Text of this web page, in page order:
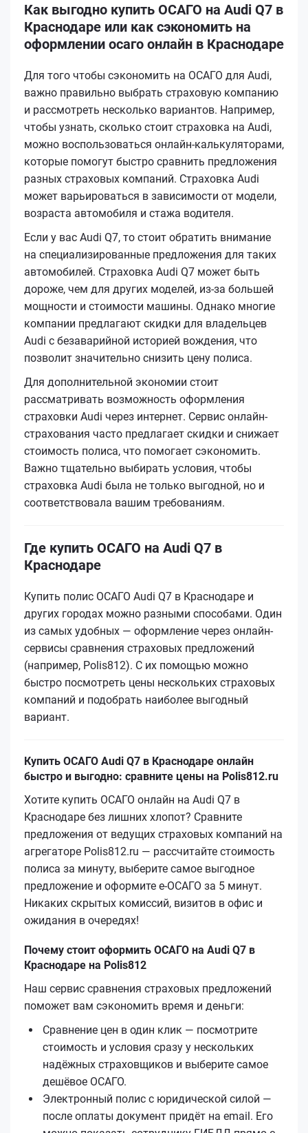
Как выгодно купить ОСАГО на Audi Q7 в
Краснодаре или как сэкономить на
оформлении осаго онлайн в Краснодаре
Для того чтобы сэкономить на ОСАГО для Audi,
важно правильно выбрать страховую компанию
и рассмотреть несколько вариантов. Например,
чтобы узнать, сколько стоит страховка на Audi,
можно воспользоваться онлайн-калькуляторами,
которые помогут быстро сравнить предложения
разных страховых компаний. Страховка Audi
может варьироваться в зависимости от модели,
возраста автомобиля и стажа водителя.
Если у вас Audi Q7, то стоит обратить внимание
на специализированные предложения для таких
автомобилей. Страховка Audi Q7 может быть
дороже, чем для других моделей, из-за большей
мощности и стоимости машины. Однако многие
компании предлагают скидки для владельцев
Audi с безаварийной историей вождения, что
позволит значительно снизить цену полиса.
Для дополнительной экономии стоит
рассматривать возможность оформления
страховки Audi через интернет. Сервис онлайн-
страхования часто предлагает скидки и снижает
стоимость полиса, что помогает сэкономить.
Важно тщательно выбирать условия, чтобы
страховка Audi была не только выгодной, но и
соответствовала вашим требованиям.
Где купить ОСАГО на Audi Q7 в
Краснодаре
Купить полис ОСАГО Audi Q7 в Краснодаре и
других городах можно разными способами. Один
из самых удобных — оформление через онлайн-
сервисы сравнения страховых предложений
(например, Polis812). С их помощью можно
быстро посмотреть цены нескольких страховых
компаний и подобрать наиболее выгодный
вариант.
Купить ОСАГО Audi Q7 в Краснодаре онлайн
быстро и выгодно: сравните цены на Polis812.ru
Хотите купить ОСАГО онлайн на Audi Q7 в
Краснодаре без лишних хлопот? Сравните
предложения от ведущих страховых компаний на
агрегаторе Polis812.ru — рассчитайте стоимость
полиса за минуту, выберите самое выгодное
предложение и оформите е‑ОСАГО за 5 минут.
Никаких скрытых комиссий, визитов в офис и
ожидания в очередях!
Почему стоит оформить ОСАГО на Audi Q7 в
Краснодаре на Polis812
Наш сервис сравнения страховых предложений
поможет вам сэкономить время и деньги:
Сравнение цен в один клик — посмотрите
стоимость и условия сразу у нескольких
надёжных страховщиков и выберите самое
дешёвое ОСАГО.
Электронный полис с юридической силой —
после оплаты документ придёт на email. Его